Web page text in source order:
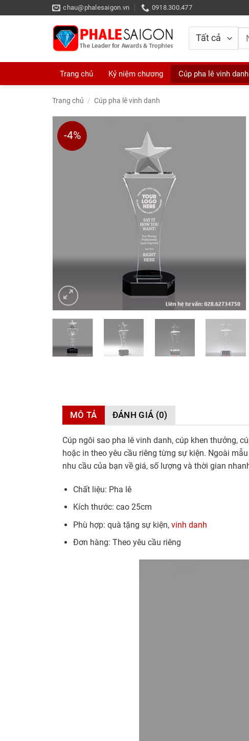
to
chau@phalesaigon.vn 0918.300.477
Trang chủ Kỷ niệm chương Cúp pha lê vinh danh
Trang chủ / Cúp pha lê vinh danh
-4%
MÔ TẢ ĐÁNH GIÁ (0)
Cúp ngôi sao pha lê vinh danh, cúp khen thưởng,
hoặc in theo yêu cầu riêng từng sự kiện. Ngoài
nhu cầu của bạn về giá, số lượng và thời gian
Chất liệu: Pha lê
Kích thước: cao 25cm
Phù hợp: quà tặng sự kiện, vinh danh
Đơn hàng: Theo yêu cầu riêng